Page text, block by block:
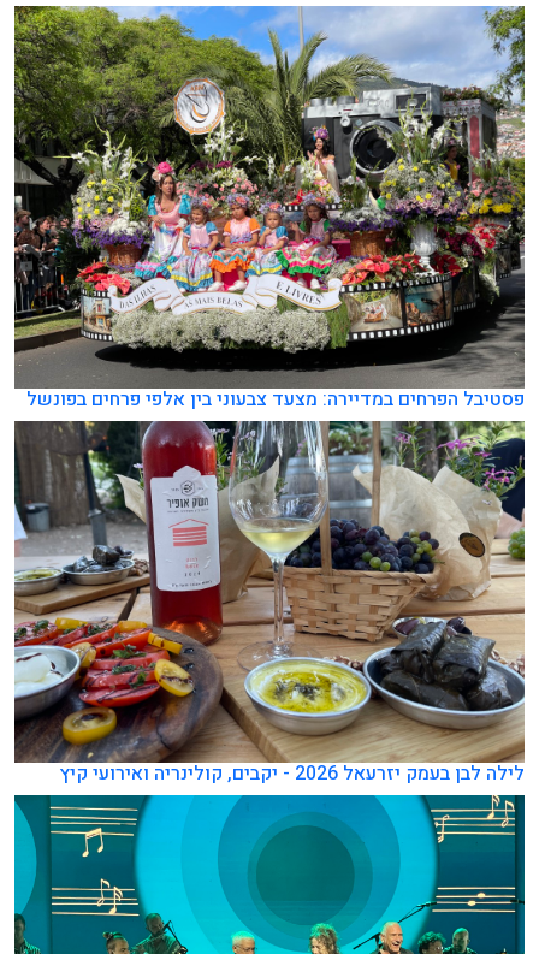
פסטיבל הפרחים במדיירה: מצעד צבעוני בין אלפי פרחים בפונשל
לילה לבן בעמק יזרעאל 2026 - יקבים, קולינריה ואירועי קיץ